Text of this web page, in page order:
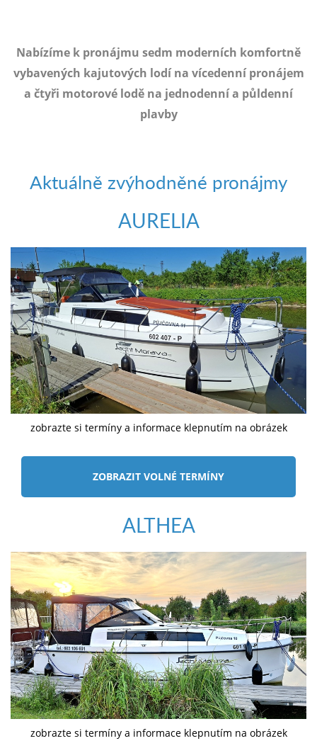
Nabízíme k pronájmu sedm moderních komfortně
vybavených kajutových lodí na vícedenní pronájem
a čtyři motorové lodě na jednodenní a půldenní
plavby
Aktuálně zvýhodněné pronájmy
AURELIA
zobrazte si termíny a informace klepnutím na obrázek
ZOBRAZIT VOLNÉ TERMÍNY
ALTHEA
zobrazte si termíny a informace klepnutím na obrázek
objednat
poukaz